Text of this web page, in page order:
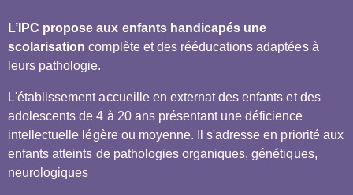
L’IPC propose aux enfants handicapés une
scolarisation complète et des rééducations adaptées à
leurs pathologie.
L'établissement accueille en externat des enfants et des
adolescents de 4 à 20 ans présentant une déficience
intellectuelle légère ou moyenne. Il s'adresse en priorité aux
enfants atteints de pathologies organiques, génétiques,
neurologiques